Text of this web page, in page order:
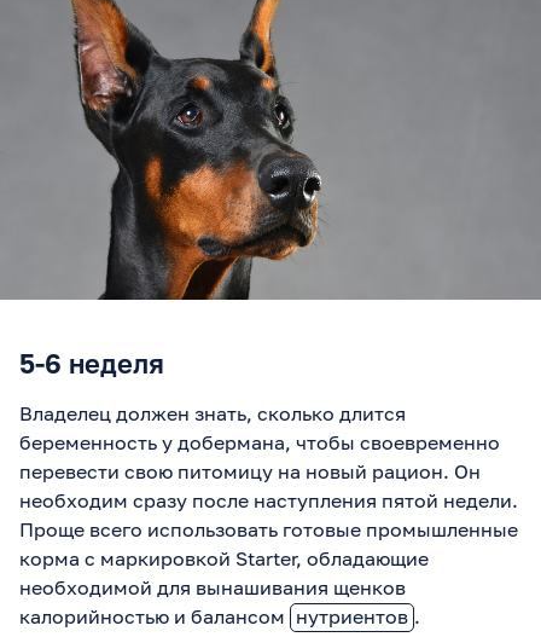
5-6 неделя
Владелец должен знать, сколько длится
беременность у добермана, чтобы своевременно
перевести свою питомицу на новый рацион. Он
необходим сразу после наступления пятой недели.
Проще всего использовать готовые промышленные
корма с маркировкой Starter, обладающие
необходимой для вынашивания щенков
калорийностью и балансом нутриентов .